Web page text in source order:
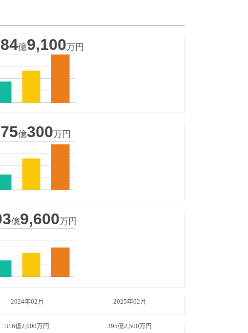
億9,100万円
億300万円
億9,600万円
2024年02月 2025年02月
316億2,000万円 395億2,500万円